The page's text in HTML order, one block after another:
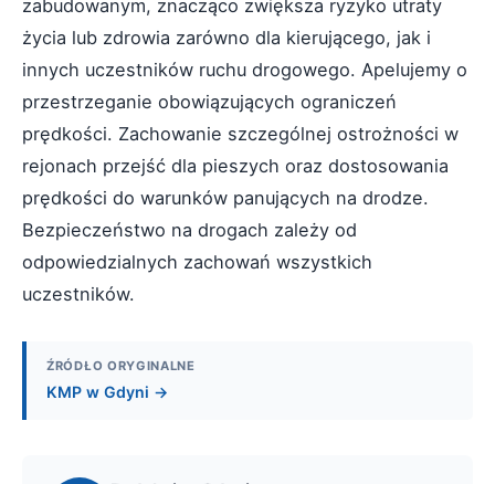
zabudowanym, znacząco zwiększa ryzyko utraty
życia lub zdrowia zarówno dla kierującego, jak i
innych uczestników ruchu drogowego. Apelujemy o
przestrzeganie obowiązujących ograniczeń
prędkości. Zachowanie szczególnej ostrożności w
rejonach przejść dla pieszych oraz dostosowania
prędkości do warunków panujących na drodze.
Bezpieczeństwo na drogach zależy od
odpowiedzialnych zachowań wszystkich
uczestników.
ŹRÓDŁO ORYGINALNE
KMP w Gdyni →